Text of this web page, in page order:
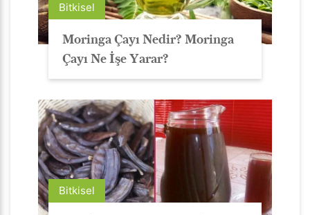
Bitkisel
Moringa Çayı Nedir? Moringa
Çayı Ne İşe Yarar?
Bitkisel